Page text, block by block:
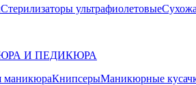
Стерилизаторы ультрафиолетовые
И ПЕДИКЮРА
маникюраКнипсерыМаникюрные